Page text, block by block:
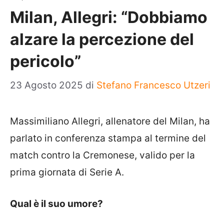
Milan, Allegri: “Dobbiamo
alzare la percezione del
pericolo”
23 Agosto 2025 di Stefano Francesco Utzeri
Massimiliano Allegri, allenatore del Milan, ha
parlato in conferenza stampa al termine del
match contro la Cremonese, valido per la
prima giornata di Serie A.
Qual è il suo umore?